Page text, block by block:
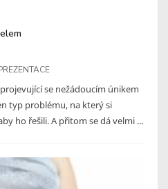
se nežádoucím únikem
typ problému, na který si
ho řešili. A přitom se dá velmi ...